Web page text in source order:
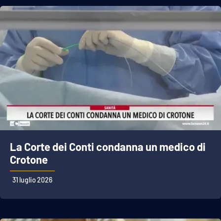
APP
Android
Apple
La Corte dei Conti condanna un medico di
Crotone
31 luglio 2026